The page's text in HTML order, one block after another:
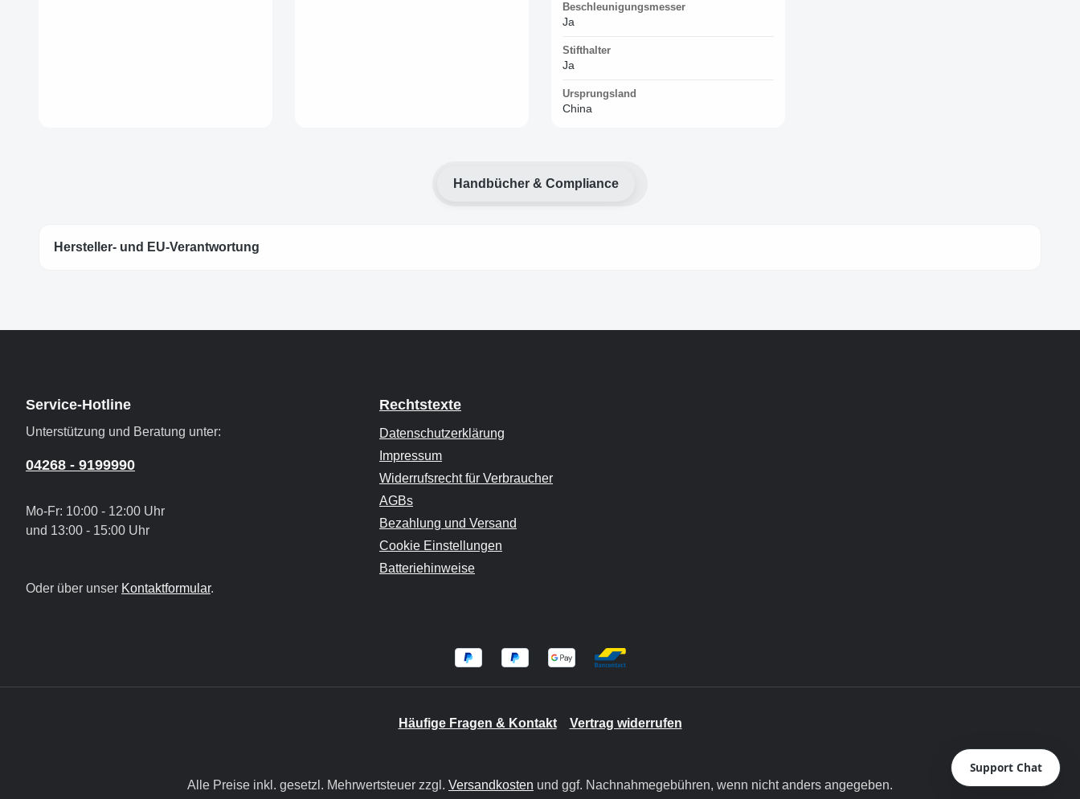
Beschleunigungsmesser
Ja
Stifthalter
Ja
Ursprungsland
China
Handbücher & Compliance
Hersteller- und EU-Verantwortung
Service-Hotline
Unterstützung und Beratung unter:
04268 - 9199990
Mo-Fr: 10:00 - 12:00 Uhr
und 13:00 - 15:00 Uhr
Oder über unser Kontaktformular.
Rechtstexte
Datenschutzerklärung
Impressum
Widerrufsrecht für Verbraucher
AGBs
Bezahlung und Versand
Cookie Einstellungen
Batteriehinweise
Häufige Fragen & Kontakt Vertrag widerrufen
Alle Preise inkl. gesetzl. Mehrwertsteuer zzgl. Versandkosten und ggf. Nachnahmegebühren, wenn nicht anders angegeben.
Support Chat